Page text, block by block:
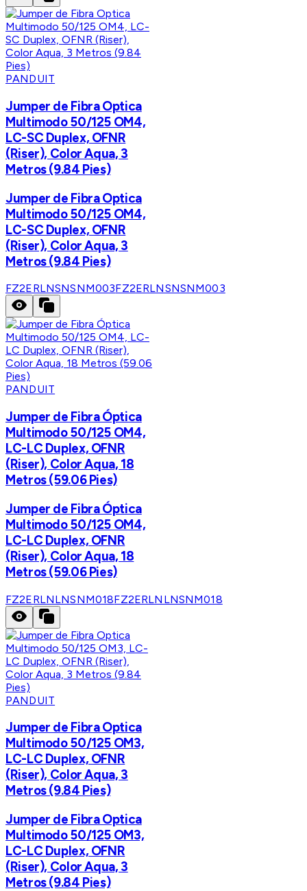
PANDUIT
Jumper de Fibra Optica
Multimodo 50/125 OM4,
LC-SC Duplex, OFNR
(Riser), Color Aqua, 3
Metros (9.84 Pies)
Jumper de Fibra Optica
Multimodo 50/125 OM4,
LC-SC Duplex, OFNR
(Riser), Color Aqua, 3
Metros (9.84 Pies)
FZ2ERLNSNSNM003FZ2ERLNSNSNM003
PANDUIT
Jumper de Fibra Óptica
Multimodo 50/125 OM4,
LC-LC Duplex, OFNR
(Riser), Color Aqua, 18
Metros (59.06 Pies)
Jumper de Fibra Óptica
Multimodo 50/125 OM4,
LC-LC Duplex, OFNR
(Riser), Color Aqua, 18
Metros (59.06 Pies)
FZ2ERLNLNSNM018FZ2ERLNLNSNM018
PANDUIT
Jumper de Fibra Optica
Multimodo 50/125 OM3,
LC-LC Duplex, OFNR
(Riser), Color Aqua, 3
Metros (9.84 Pies)
Jumper de Fibra Optica
Multimodo 50/125 OM3,
LC-LC Duplex, OFNR
(Riser), Color Aqua, 3
Metros (9.84 Pies)